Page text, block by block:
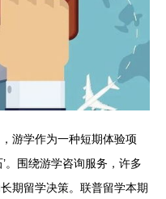
游学作为一种短期体验项
。围绕游学咨询服务，许多
期留学决策。联普留学本期